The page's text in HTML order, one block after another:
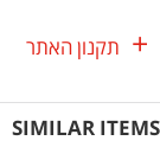
תקנון האתר
SIMILAR ITEMS